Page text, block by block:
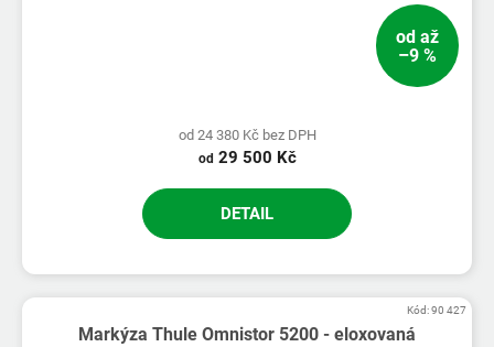
od až
–9 %
od 24 380 Kč bez DPH
od 29 500 Kč
DETAIL
Markýza Thule Omnistor 5200 - eloxovaná
Kód:90 427